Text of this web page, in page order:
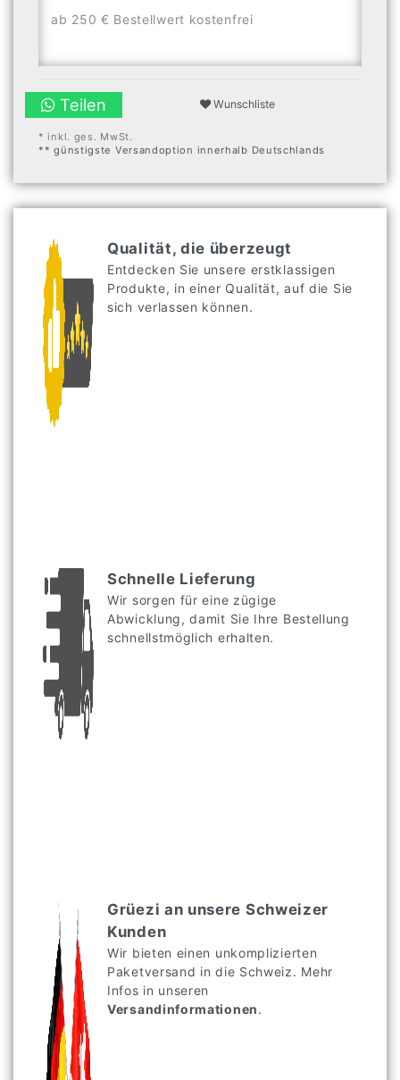
ab 250 € Bestellwert kostenfrei
Teilen Wunschliste
* inkl. ges. MwSt.
** günstigste Versandoption innerhalb Deutschlands
Qualität, die überzeugt
Entdecken Sie unsere erstklassigen
Produkte, in einer Qualität, auf die Sie
sich verlassen können.
Schnelle Lieferung
Wir sorgen für eine zügige
Abwicklung, damit Sie Ihre Bestellung
schnellstmöglich erhalten.
Grüezi an unsere Schweizer
Kunden
Wir bieten einen unkomplizierten
Paketversand in die Schweiz. Mehr
Infos in unseren
Versandinformationen.